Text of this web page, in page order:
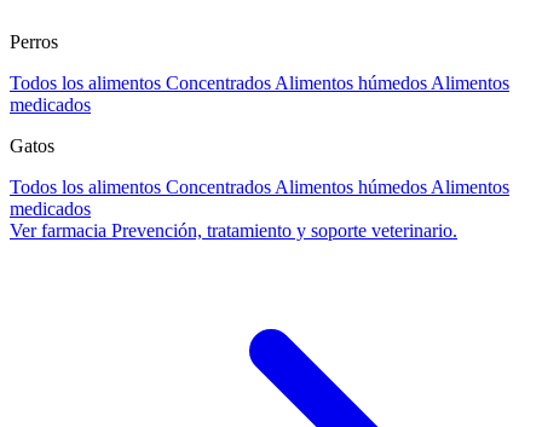
Perros
Todos los alimentos Concentrados Alimentos húmedos Alimentos
medicados
Gatos
Todos los alimentos Concentrados Alimentos húmedos Alimentos
medicados
Ver farmacia Prevención, tratamiento y soporte veterinario.